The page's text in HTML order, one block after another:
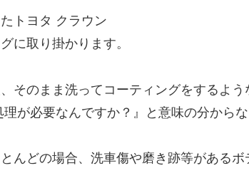
トヨタ クラウン
に取り掛かります。
そのまま洗ってコーティングをするよ
理が必要なんですか？』と意味の分から
んどの場合、洗車傷や磨き跡等がある